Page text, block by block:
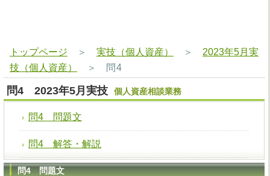
トップページ ＞ 実技（個人資産） ＞ 2023年5月実
技（個人資産）
＞ 問4
問4 2023年5月実技 個人資産相談業務
問4 問題文
問4 解答・解説
問4 問題文